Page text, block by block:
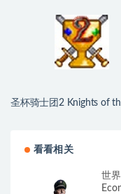
圣杯骑士团2 Knights of
看看相关
世